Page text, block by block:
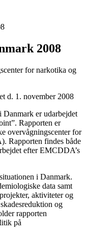
2008
for narkotika og
d. 1. november 2008
Danmark er udarbejdet
Rapporten er
overvågningscenter for
Rapporten findes både
efter EMCDDA’s
i Danmark.
data samt
aktiviteter og
og
rapporten
på